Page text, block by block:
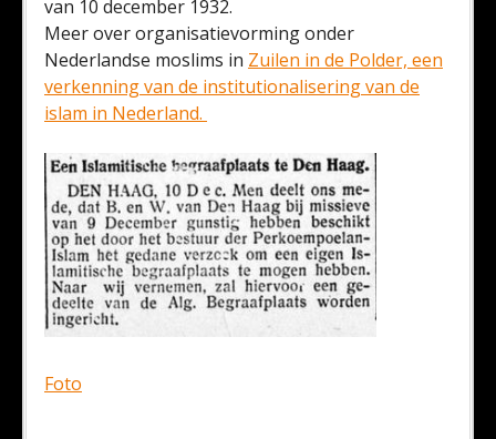
van 10 december 1932.
Meer over organisatievorming onder
Nederlandse moslims in Zuilen in de Polder, een
verkenning van de institutionalisering van de
islam in Nederland.
Foto